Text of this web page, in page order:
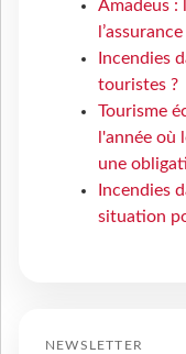
Amadeus :
Incendies
touristes ?
Tourisme
l'année où
une
Incendies
situation
NEWSLETTER